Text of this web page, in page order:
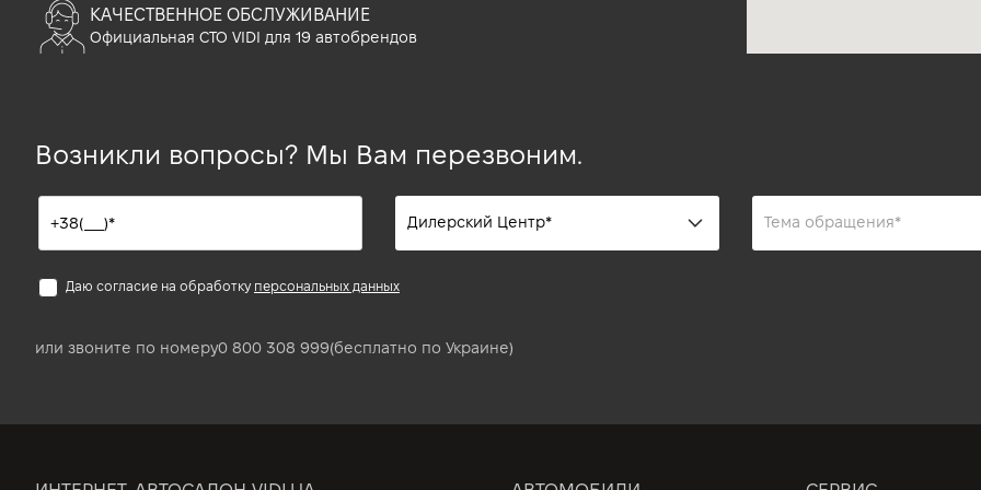
КАЧЕСТВЕННОЕ ОБСЛУЖИВАНИЕ
Официальная СТО VIDI для 19 автобрендов
Возникли вопросы? Мы Вам перезвоним.
Даю согласие на обработку персональных данных
или звоните по номеру0 800 308 999(бесплатно по Украине)